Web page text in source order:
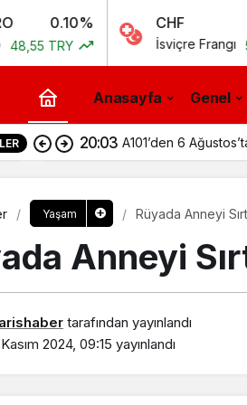
CHF
İsviçre Frangı 51,97 TRY
Anasayfa Genel
0 20:03 A101’den 6
Yaşam Rüyada Anneyi
Anneyi
tarafından yayınlandı
2024, 09:15 yayınlandı